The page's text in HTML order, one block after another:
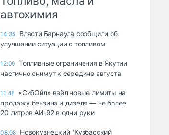
автохимия
14:35 Власти Барнаула сообщили об
улучшении ситуации с топливом
12:09 Топливные ограничения в Якутии
частично снимут к середине августа
11:48 «СибОйл» ввёл новые лимиты на
продажу бензина и дизеля — не более
20 литров АИ‑92 в одни руки
08.08 Новокузнецкий "Кузбасский